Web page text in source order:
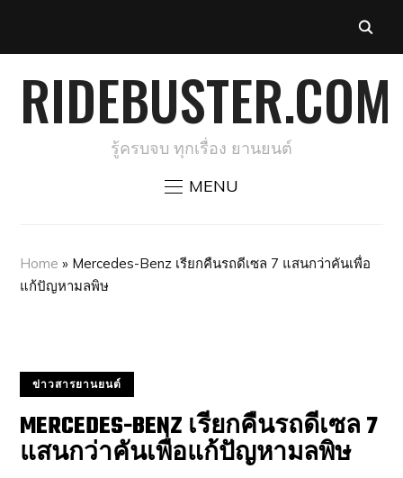
RIDEBUSTER.COM
รู้ครบจบ ทุกเรื่อง ยานยนต์
MENU
Home » Mercedes-Benz เรียกคืนรถดีเซล 7 แสนกว่าคันเพื่อ
แก้ปัญหามลพิษ
ข่าวสารยานยนต์
MERCEDES-BENZ เรียกคืนรถดีเซล 7
แสนกว่าคันเพื่อแก้ปัญหามลพิษ